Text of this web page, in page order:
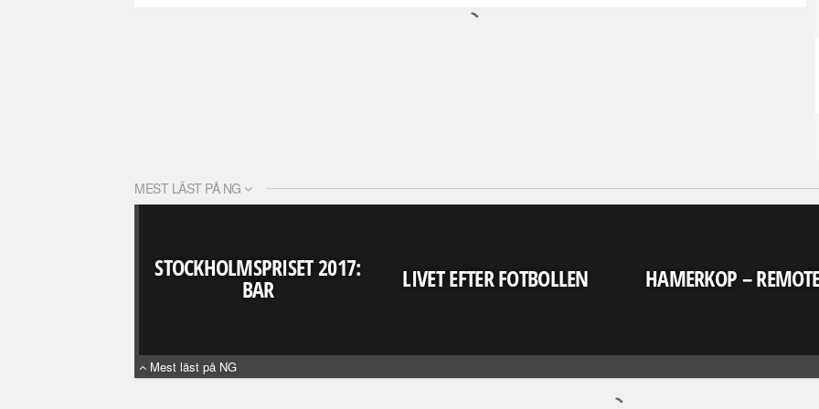
MEST LÄST PÅ NG
STOCKHOLMSPRISET 2017:
BAR LIVET EFTER FOTBOLLEN HAMERKOP –
Mest läst på NG